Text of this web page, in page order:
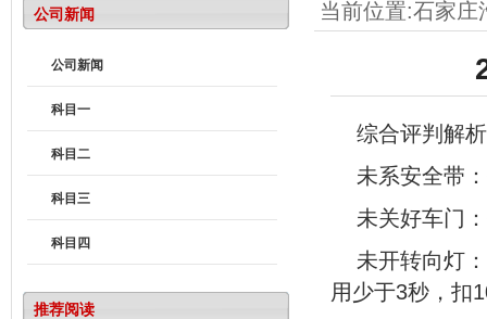
公司新闻
公司新闻
科目一
科目二
科目三
科目四
推荐阅读
当前位置:石家庄
综合评判解
未系安全带
未关好车门
未开转向灯
用少于3秒，扣